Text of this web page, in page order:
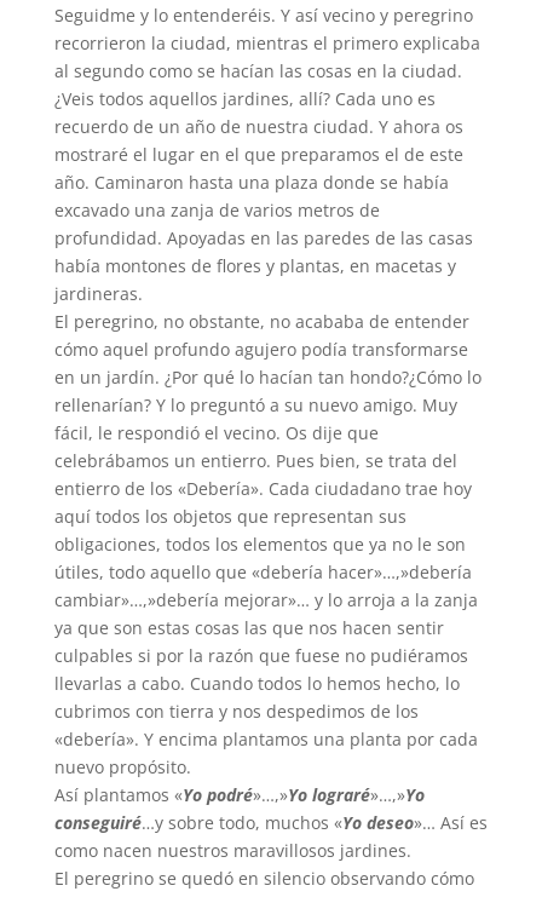
Seguidme y lo entenderéis. Y así vecino y peregrino
recorrieron la ciudad, mientras el primero explicaba
al segundo como se hacían las cosas en la ciudad.
¿Veis todos aquellos jardines, allí? Cada uno es
recuerdo de un año de nuestra ciudad. Y ahora os
mostraré el lugar en el que preparamos el de este
año. Caminaron hasta una plaza donde se había
excavado una zanja de varios metros de
profundidad. Apoyadas en las paredes de las casas
había montones de flores y plantas, en macetas y
jardineras.
El peregrino, no obstante, no acababa de entender
cómo aquel profundo agujero podía transformarse
en un jardín. ¿Por qué lo hacían tan hondo?¿Cómo lo
rellenarían? Y lo preguntó a su nuevo amigo. Muy
fácil, le respondió el vecino. Os dije que
celebrábamos un entierro. Pues bien, se trata del
entierro de los «Debería». Cada ciudadano trae hoy
aquí todos los objetos que representan sus
obligaciones, todos los elementos que ya no le son
útiles, todo aquello que «debería hacer»…,»debería
cambiar»…,»debería mejorar»… y lo arroja a la zanja
ya que son estas cosas las que nos hacen sentir
culpables si por la razón que fuese no pudiéramos
llevarlas a cabo. Cuando todos lo hemos hecho, lo
cubrimos con tierra y nos despedimos de los
«debería». Y encima plantamos una planta por cada
nuevo propósito.
Así plantamos «Yo podré»…,»Yo lograré»…,»Yo
conseguiré…y sobre todo, muchos «Yo deseo»… Así es
como nacen nuestros maravillosos jardines.
El peregrino se quedó en silencio observando cómo